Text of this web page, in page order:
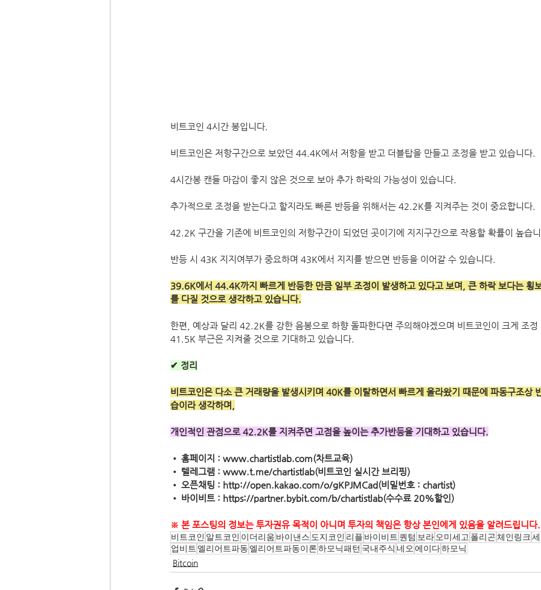
비트코인 4시간 봉입니다.
비트코인은 저항구간으로 보았던 44.4K에서 저항을 받고 더블탑을 만들고 조정을 받고 있습니다.
4시간봉 캔들 마감이 좋지 않은 것으로 보아 추가 하락의 가능성이 있습니다.
추가적으로 조정을 받는다고 할지라도 빠른 반등을 위해서는 42.2K를 지켜주는 것이 중요합니다.
42.2K 구간을 기존에 비트코인의 저항구간이 되었던 곳이기에 지지구간으로 작용할 확률이 높습
반등 시 43K 지지여부가 중요하며 43K에서 지지를 받으면 반등을 이어갈 수 있습니다.
39.6K에서 44.4K까지 빠르게 반등한 만큼 일부 조정이 발생하고 있다고 보며, 큰 하락 보다는 횡
를 다질 것으로 생각하고 있습니다.
한편, 예상과 달리 42.2K를 강한 음봉으로 하향 돌파한다면 주의해야겠으며 비트코인이 크게 조
41.5K 부근은 지켜줄 것으로 기대하고 있습니다.
✔ 정리
비트코인은 다소 큰 거래량을 발생시키며 40K를 이탈하면서 빠르게 올라왔기 때문에 파동구조상
습이라 생각하며,
개인적인 관점으로 42.2K를 지켜주면 고점을 높이는 추가반등을 기대하고 있습니다.
• 홈페이지 : www.chartistlab.com(차트교육)
• 텔레그램 : www.t.me/chartistlab(비트코인 실시간 브리핑)
• 오픈채팅 : http://open.kakao.com/o/gKPJMCad(비밀번호 : chartist)
• 바이비트 : https://partner.bybit.com/b/chartistlab(수수료 20%할인)
※ 본 포스팅의 정보는 투자권유 목적이 아니며 투자의 책임은 항상 본인에게 있음을 알려드립니다.
비트코인 알트코인 이더리움 바이낸스 도지코인 리플 바이비트 퀀텀 보라 오미세고 폴리곤 체인링크
업비트 엘리어트파동 엘리어트파동이론하모닉패턴 국내주식 네오 에이다하모닉
Bitcoin